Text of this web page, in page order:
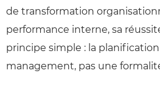
de transformation
performance interne, sa
principe simple : la
management, pas une